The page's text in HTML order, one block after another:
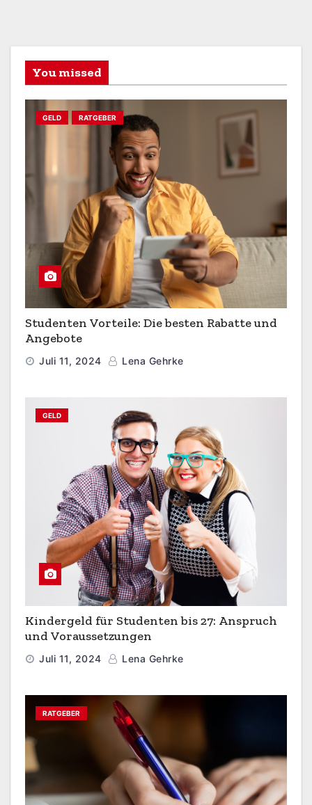
You missed
GELD RATGEBER
Studenten Vorteile: Die besten Rabatte und
Angebote
Juli 11, 2024 Lena Gehrke
GELD
Kindergeld für Studenten bis 27: Anspruch
und Voraussetzungen
Juli 11, 2024 Lena Gehrke
RATGEBER